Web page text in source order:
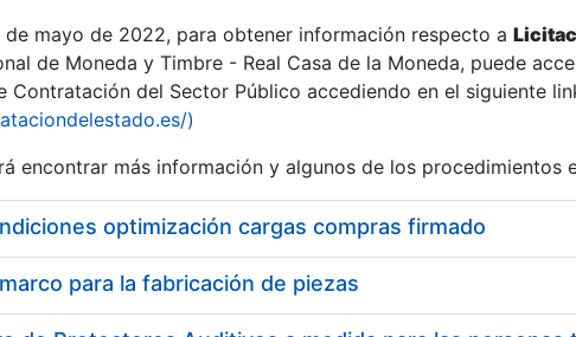
mayo de 2022, para obtener información respecto a
de Moneda y Timbre - Real Casa de la Moneda, puede
Contratación del Sector Público accediendo en el siguiente
)
encontrar más información y algunos de los procedimientos
optimización cargas compras firmado
para la fabricación de piezas